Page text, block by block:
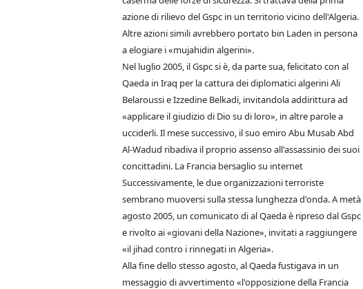
azione di rilievo del Gspc in un territorio vicino dell'Algeria.
Altre azioni simili avrebbero portato bin Laden in persona
a elogiare i «mujahidin algerini».
Nel luglio 2005, il Gspc si è, da parte sua, felicitato con al
Qaeda in Iraq per la cattura dei diplomatici algerini Ali
Belaroussi e Izzedine Belkadi, invitandola addirittura ad
«applicare il giudizio di Dio su di loro», in altre parole a
ucciderli. Il mese successivo, il suo emiro Abu Musab Abd
Al-Wadud ribadiva il proprio assenso all'assassinio dei suoi
concittadini. La Francia bersaglio su internet
Successivamente, le due organizzazioni terroriste
sembrano muoversi sulla stessa lunghezza d'onda. A metà
agosto 2005, un comunicato di al Qaeda è ripreso dal Gspc
e rivolto ai «giovani della Nazione», invitati a raggiungere
«il jihad contro i rinnegati in Algeria».
Alla fine dello stesso agosto, al Qaeda fustigava in un
messaggio di avvertimento «l'opposizione della Francia